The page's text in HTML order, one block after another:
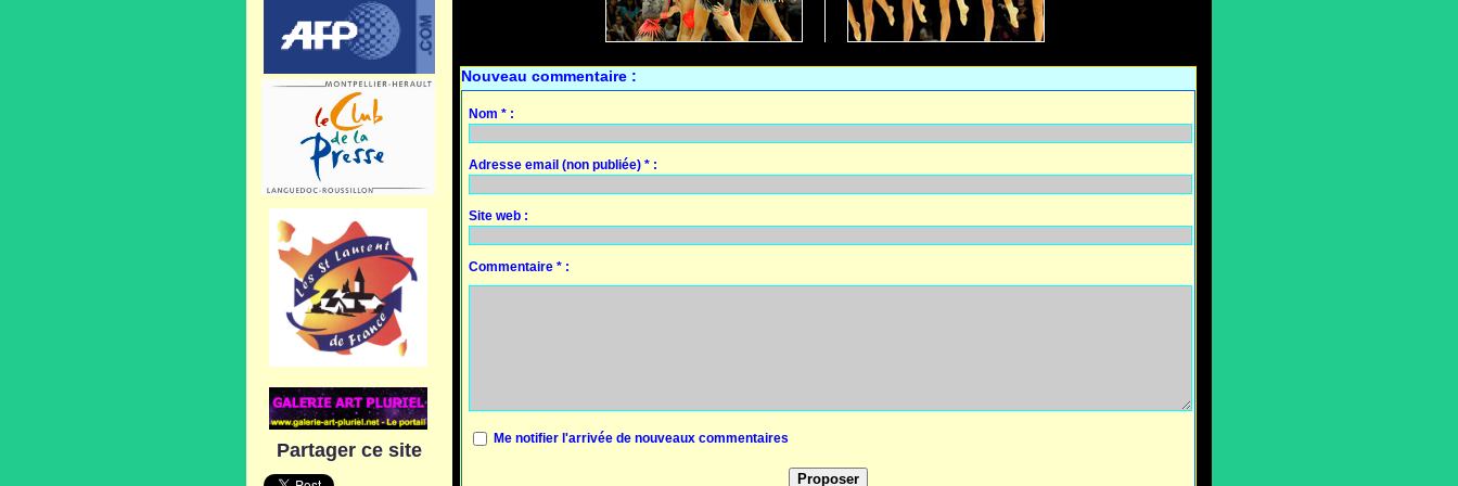
Partager ce site
Nouveau commentaire :
Nom * :
Adresse email (non publiée) * :
Site web :
Commentaire * :
Me notifier l'arrivée de nouveaux commentaires